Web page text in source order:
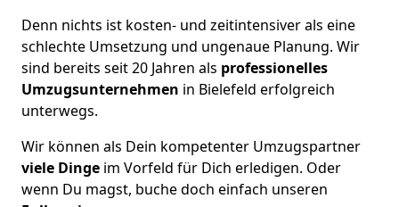
Denn nichts ist kosten- und zeitintensiver als eine
schlechte Umsetzung und ungenaue Planung. Wir
sind bereits seit 20 Jahren als professionelles
Umzugsunternehmen in Bielefeld erfolgreich
unterwegs.
Wir können als Dein kompetenter Umzugspartner
viele Dinge im Vorfeld für Dich erledigen. Oder
wenn Du magst, buche doch einfach unseren